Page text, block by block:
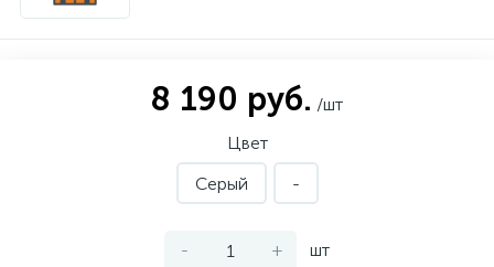
8 190 руб. /шт
Цвет
Серый
-
- + шт